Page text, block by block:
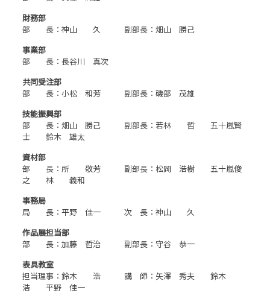
財務部
部 長：神山 久 副部長：畑山 勝己
事業部
部 長：長谷川 真次
共同受注部
部 長：小松 和芳 副部長：磯部 茂雄
技能振興部
部 長：畑山 勝己 副部長：若林 哲 五十嵐賢
士 鈴木 雄太
資材部
部 長：所 敬芳 副部長：松岡 浩樹 五十嵐俊
之 林 義和
事務局
局 長：平野 佳一 次 長：神山 久
作品展担当部
部 長：加藤 哲治 副部長：守谷 恭一
表具教室
担当理事：鈴木 浩 講 師：矢澤 秀夫 鈴木
浩 平野 佳一